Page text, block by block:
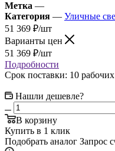
Метка —
Категория — Уличные
51 369 ₽/шт
Варианты цен
51 369 ₽/шт
Подробности
Срок поставки: 10
Нашли дешевле?
В корзину
Купить в 1 клик
Подобрать аналог Запрос